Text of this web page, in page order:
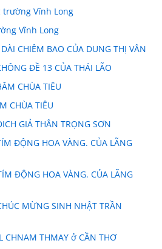
trường Vĩnh Long
Vĩnh Long
CHIÊM BAO CỦA DUNG THỊ VÂN
ĐỀ 13 CỦA THÁI LÃO
CHÙA TIÊU
CHÙA TIÊU
GIẢ THÂN TRỌNG SƠN
ĐỘNG HOA VÀNG. CỦA LÃNG
ĐỘNG HOA VÀNG. CỦA LÃNG
MỪNG SINH NHẬT TRẦN
CHNAM THMAY ở CẦN THƠ